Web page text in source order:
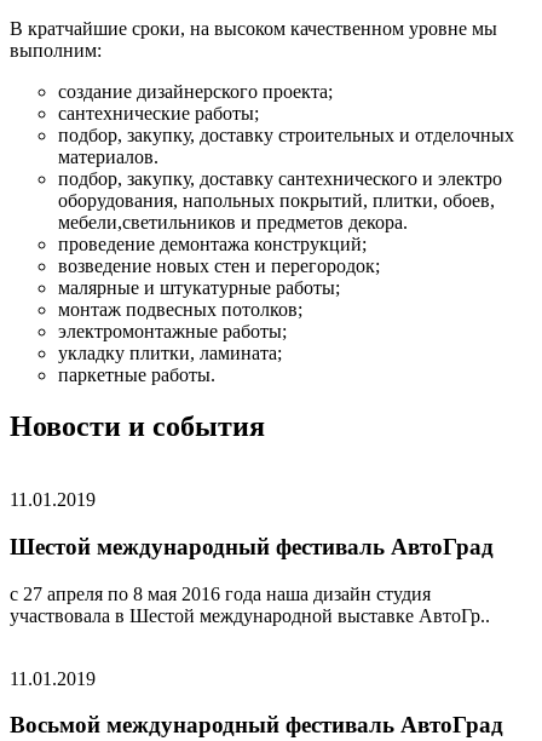
В кратчайшие сроки, на высоком качественном уровне мы
выполним:
создание дизайнерского проекта;
сантехнические работы;
подбор, закупку, доставку строительных и отделочных
материалов.
подбор, закупку, доставку сантехнического и электро
оборудования, напольных покрытий, плитки, обоев,
мебели,светильников и предметов декора.
проведение демонтажа конструкций;
возведение новых стен и перегородок;
малярные и штукатурные работы;
монтаж подвесных потолков;
электромонтажные работы;
укладку плитки, ламината;
паркетные работы.
Новости и события
11.01.2019
Шестой международный фестиваль АвтоГрад
с 27 апреля по 8 мая 2016 года наша дизайн студия
участвовала в Шестой международной выставке АвтоГр..
11.01.2019
Восьмой международный фестиваль АвтоГрад